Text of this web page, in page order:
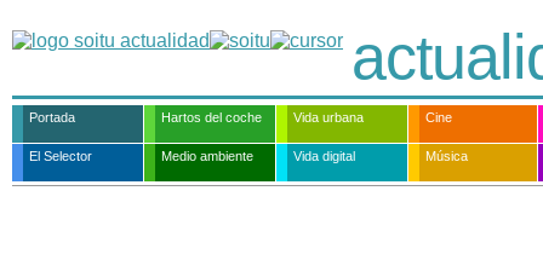
Portada Hartos del coche Vida urbana Cine
El Selector Medio ambiente Vida digital Música